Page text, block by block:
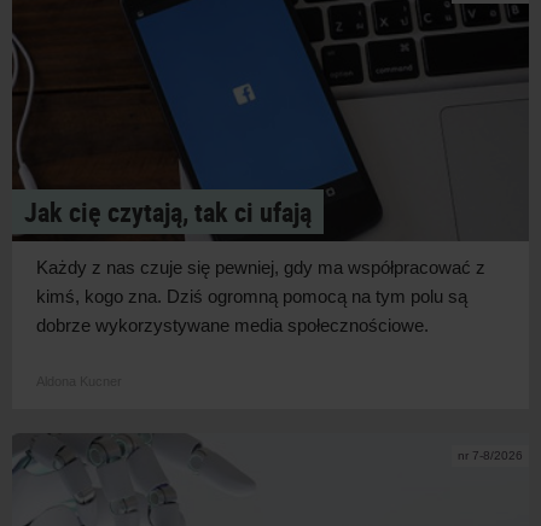
Jak cię czytają, tak ci ufają
Każdy z nas czuje się pewniej, gdy ma współpracować z
kimś, kogo zna. Dziś ogromną pomocą na tym polu są
dobrze wykorzystywane media społecznościowe.
nr 7-8/2026